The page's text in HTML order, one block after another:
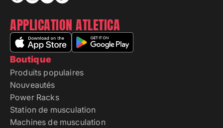
Boutique
Produits populaires
Nouveautés
Power Racks
Station de musculation
Machines de musculation
APPLICATION ATLETICA